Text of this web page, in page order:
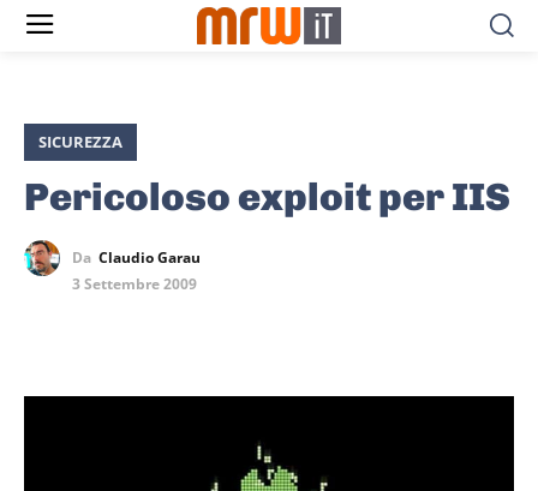
SICUREZZA
Pericoloso exploit per IIS
Da Claudio Garau
3 Settembre 2009